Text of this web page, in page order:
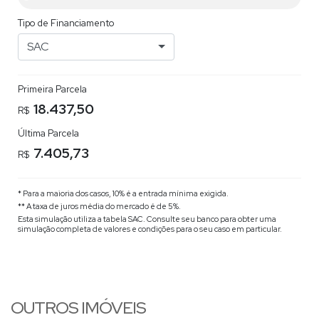
Tipo de Financiamento
SAC
Primeira Parcela
R$ 18.437,50
Última Parcela
R$ 7.405,73
* Para a maioria dos casos, 10% é a entrada mínima exigida.
** A taxa de juros média do mercado é de 5%.
Esta simulação utiliza a tabela SAC. Consulte seu banco para obter uma
simulação completa de valores e condições para o seu caso em particular.
OUTROS IMÓVEIS